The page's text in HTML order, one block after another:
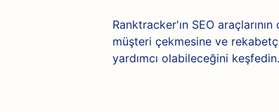
Ranktracker'ın SEO
müşteri çekmesine ve
yardımcı olabileceğini keşfedin.